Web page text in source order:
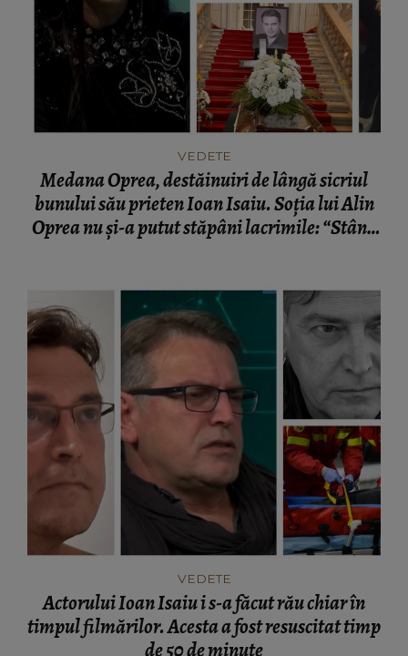
VEDETE
Medana Oprea, destăinuiri de lângă sicriul
bunului său prieten Ioan Isaiu. Soția lui Alin
Oprea nu și-a putut stăpâni lacrimile: “Stând
VEDETE
Actorului Ioan Isaiu i s-a făcut rău chiar în
timpul filmărilor. Acesta a fost resuscitat timp